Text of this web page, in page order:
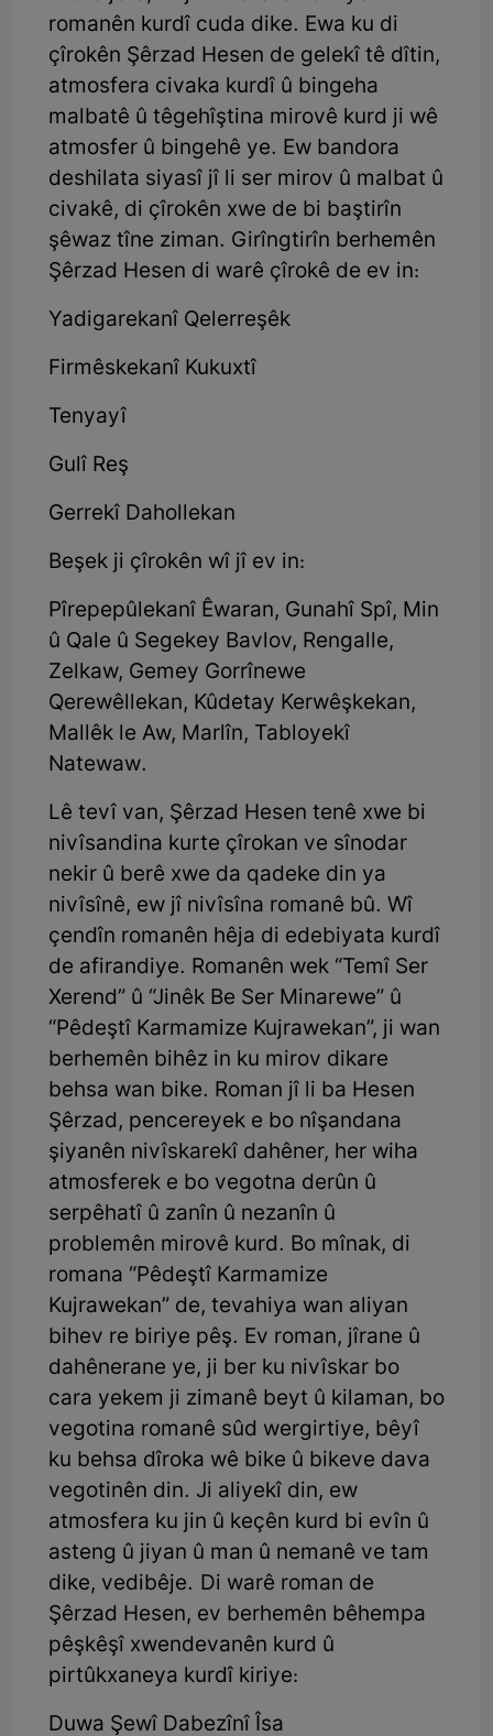
romanên kurdî cuda dike. Ewa ku di
çîrokên Şêrzad Hesen de gelekî tê dîtin,
atmosfera civaka kurdî û bingeha
malbatê û têgehîştina mirovê kurd ji wê
atmosfer û bingehê ye. Ew bandora
deshilata siyasî jî li ser mirov û malbat û
civakê, di çîrokên xwe de bi baştirîn
şêwaz tîne ziman. Girîngtirîn berhemên
Şêrzad Hesen di warê çîrokê de ev in:
Yadigarekanî Qelerreşêk
Firmêskekanî Kukuxtî
Tenyayî
Gulî Reş
Gerrekî Dahollekan
Beşek ji çîrokên wî jî ev in:
Pîrepepûlekanî Êwaran, Gunahî Spî, Min
û Qale û Segekey Bavlov, Rengalle,
Zelkaw, Gemey Gorrînewe
Qerewêllekan, Kûdetay Kerwêşkekan,
Mallêk le Aw, Marlîn, Tabloyekî
Natewaw.
Lê tevî van, Şêrzad Hesen tenê xwe bi
nivîsandina kurte çîrokan ve sînodar
nekir û berê xwe da qadeke din ya
nivîsînê, ew jî nivîsîna romanê bû. Wî
çendîn romanên hêja di edebiyata kurdî
de afirandiye. Romanên wek “Temî Ser
Xerend” û “Jinêk Be Ser Minarewe” û
“Pêdeştî Karmamize Kujrawekan”, ji wan
berhemên bihêz in ku mirov dikare
behsa wan bike. Roman jî li ba Hesen
Şêrzad, pencereyek e bo nîşandana
şiyanên nivîskarekî dahêner, her wiha
atmosferek e bo vegotna derûn û
serpêhatî û zanîn û nezanîn û
problemên mirovê kurd. Bo mînak, di
romana “Pêdeştî Karmamize
Kujrawekan” de, tevahiya wan aliyan
bihev re biriye pêş. Ev roman, jîrane û
dahênerane ye, ji ber ku nivîskar bo
cara yekem ji zimanê beyt û kilaman, bo
vegotina romanê sûd wergirtiye, bêyî
ku behsa dîroka wê bike û bikeve dava
vegotinên din. Ji aliyekî din, ew
atmosfera ku jin û keçên kurd bi evîn û
asteng û jiyan û man û nemanê ve tam
dike, vedibêje. Di warê roman de
Şêrzad Hesen, ev berhemên bêhempa
pêşkêşî xwendevanên kurd û
pirtûkxaneya kurdî kiriye:
Duwa Şewî Dabezînî Îsa